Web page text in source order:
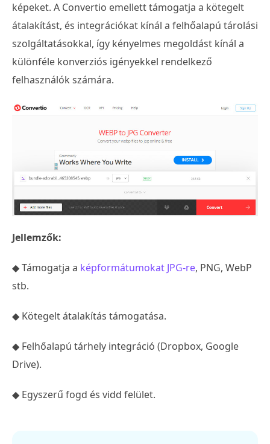
képeket. A Convertio emellett támogatja a kötegelt
átalakítást, és integrációkat kínál a felhőalapú tárolási
szolgáltatásokkal, így kényelmes megoldást kínál a
különféle konverziós igényekkel rendelkező
felhasználók számára.
Jellemzők:
◆ Támogatja a képformátumokat JPG-re, PNG, WebP
stb.
◆ Kötegelt átalakítás támogatása.
◆ Felhőalapú tárhely integráció (Dropbox, Google
Drive).
◆ Egyszerű fogd és vidd felület.